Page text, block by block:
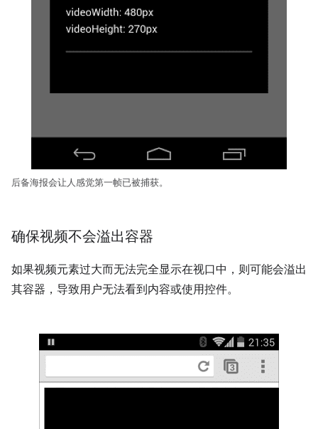
后备海报会让人感觉第一帧已被捕获。
确保视频不会溢出容器
如果视频元素过大而无法完全显示在视口中，则可能会溢出
其容器，导致用户无法看到内容或使用控件。